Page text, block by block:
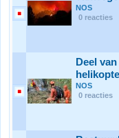
NOS
0 reacties
Deel
NOS
0 reacties